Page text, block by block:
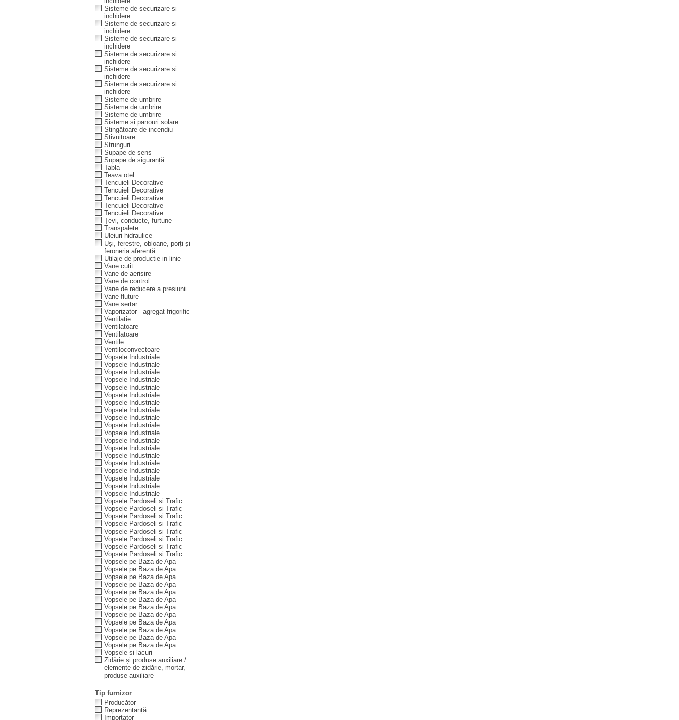
Sisteme de securizare si
inchidere
Sisteme de securizare si
inchidere
Sisteme de securizare si
inchidere
Sisteme de securizare si
inchidere
Sisteme de securizare si
inchidere
Sisteme de securizare si
inchidere
Sisteme de umbrire
Sisteme de umbrire
Sisteme de umbrire
Sisteme si panouri solare
Stingătoare de incendiu
Stivuitoare
Strunguri
Supape de sens
Supape de siguranță
Tabla
Teava otel
Tencuieli Decorative
Tencuieli Decorative
Tencuieli Decorative
Tencuieli Decorative
Tencuieli Decorative
Țevi, conducte, furtune
Transpalete
Uleiuri hidraulice
Uși, ferestre, obloane, porți și
feroneria aferentă
Utilaje de productie in linie
Vane cuțit
Vane de aerisire
Vane de control
Vane de reducere a presiunii
Vane fluture
Vane sertar
Vaporizator - agregat frigorific
Ventilatie
Ventilatoare
Ventilatoare
Ventile
Ventiloconvectoare
Vopsele Industriale
Vopsele Industriale
Vopsele Industriale
Vopsele Industriale
Vopsele Industriale
Vopsele Industriale
Vopsele Industriale
Vopsele Industriale
Vopsele Industriale
Vopsele Industriale
Vopsele Industriale
Vopsele Industriale
Vopsele Industriale
Vopsele Industriale
Vopsele Industriale
Vopsele Industriale
Vopsele Industriale
Vopsele Industriale
Vopsele Industriale
Vopsele Pardoseli si Trafic
Vopsele Pardoseli si Trafic
Vopsele Pardoseli si Trafic
Vopsele Pardoseli si Trafic
Vopsele Pardoseli si Trafic
Vopsele Pardoseli si Trafic
Vopsele Pardoseli si Trafic
Vopsele Pardoseli si Trafic
Vopsele pe Baza de Apa
Vopsele pe Baza de Apa
Vopsele pe Baza de Apa
Vopsele pe Baza de Apa
Vopsele pe Baza de Apa
Vopsele pe Baza de Apa
Vopsele pe Baza de Apa
Vopsele pe Baza de Apa
Vopsele pe Baza de Apa
Vopsele pe Baza de Apa
Vopsele pe Baza de Apa
Vopsele pe Baza de Apa
Vopsele si lacuri
Zidărie și produse auxiliare /
elemente de zidărie, mortar,
produse auxiliare
Tip furnizor
Producător
Reprezentanță
Importator